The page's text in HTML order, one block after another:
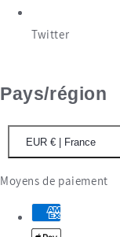
Twitter
Pays/région
EUR € | France
Moyens de paiement